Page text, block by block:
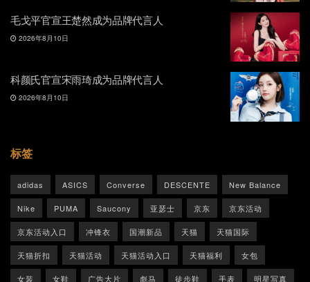
毛戈平官宣王楚然成为品牌代言人
2026年8月10日
科颜氏官宣宋雨琦成为品牌代言人
2026年8月10日
标签
adidas ASICS Converse DESCENTE New Balance
Nike PUMA Saucony 亚瑟士 京东 京东活动
京东活动入口 冲锋衣 国潮新品 天猫 天猫国际
天猫折扣 天猫活动 天猫活动入口 天猫福利 女包
女装 女鞋 广告大片 彪马 徒步鞋 手表 明星写真